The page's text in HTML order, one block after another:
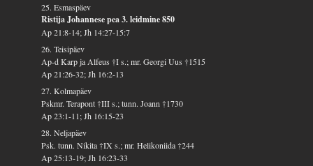
25. Esmaspäev
Ristija Johannese pea 3. leidmine 850
Ap 21:8-14; Jh 14:27-15:7
26. Teisipäev
Ap-d Karp ja Alfeus †I s.; mr. Georgi Uus †1515
Ap 21:26-32; Jh 16:2-13
27. Kolmapäev
Pskmr. Terapont †III s.; tunn. Joann †1730
Ap 23:1-11; Jh 16:15-23
28. Neljapäev
Psk. tunn. Nikita †IX s.; mr. Helikoniida †244
Ap 25:13-19; Jh 16:23-33